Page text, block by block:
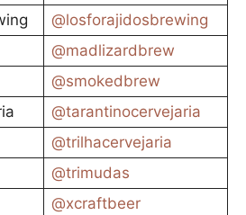
@losforajidosbrewing
@madlizardbrew
@smokedbrew
@tarantinocervejaria
@trilhacervejaria
@trimudas
@xcraftbeer